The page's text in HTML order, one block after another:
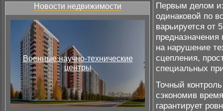
Новости недвижимости
Военные научно-технические
центры
Первым делом
одинаковой по
варьируется от
на нарушение
сцепления,
специальных
Точный
сэкономив
гарантирует